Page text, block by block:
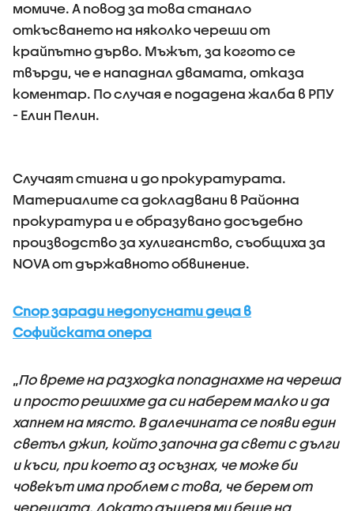
момиче. А повод за това станало
откъсването на няколко череши от
крайпътно дърво. Мъжът, за когото се
твърди, че е нападнал двамата, отказа
коментар. По случая е подадена жалба в РПУ
- Елин Пелин.
Случаят стигна и до прокуратурата.
Материалите са докладвани в Районна
прокуратура и е образувано досъдебно
производство за хулиганство, съобщиха за
NOVA от държавното обвинение.
Спор заради недопуснати деца в
Софийската опера
„По време на разходка попаднахме на череша
и просто решихме да си наберем малко и да
хапнем на място. В далечината се появи един
светъл джип, който започна да свети с дълги
и къси, при което аз осъзнах, че може би
човекът има проблем с това, че берем от
черешата. Докато дъщеря ми беше на